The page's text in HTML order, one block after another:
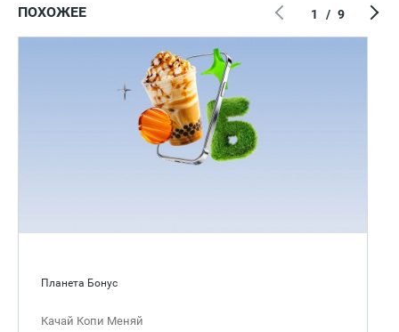
ПОХОЖЕЕ
Планета Бонус
Качай Копи Меняй
1 / 9